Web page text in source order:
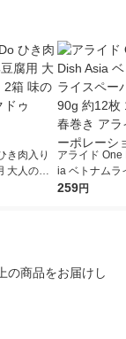
き肉入り
大人の辛
クック
アライド One
ia ベトナムラ
ーパー 90g 約12枚 1
259円
の商品をお届けし